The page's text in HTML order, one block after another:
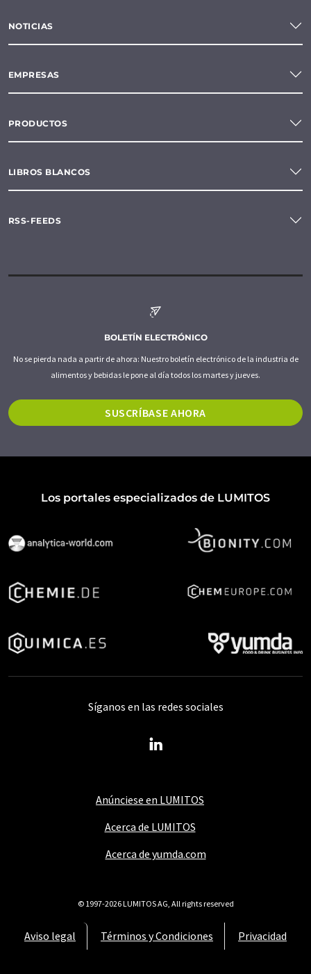
NOTICIAS
EMPRESAS
PRODUCTOS
LIBROS BLANCOS
RSS-FEEDS
BOLETÍN ELECTRÓNICO
No se pierda nada a partir de ahora: Nuestro boletín electrónico de la industria de
alimentos y bebidas le pone al día todos los martes y jueves.
SUSCRÍBASE AHORA
Los portales especializados de LUMITOS
Anúnciese en LUMITOS
Acerca de LUMITOS
Acerca de yumda.com
Aviso legal Términos y Condiciones Privacidad
Síganos en las redes sociales
© 1997-2026 LUMITOS AG, All rights reserved